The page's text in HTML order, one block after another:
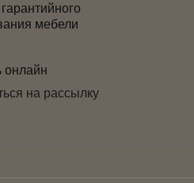
мебели
онлайн
на рассылку